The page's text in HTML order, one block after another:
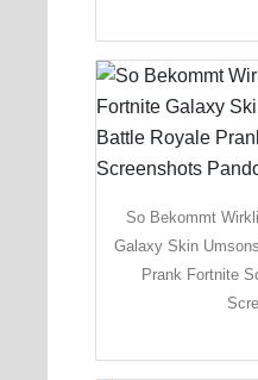
So Bekommt
Galaxy Skin
Prank Fortnite